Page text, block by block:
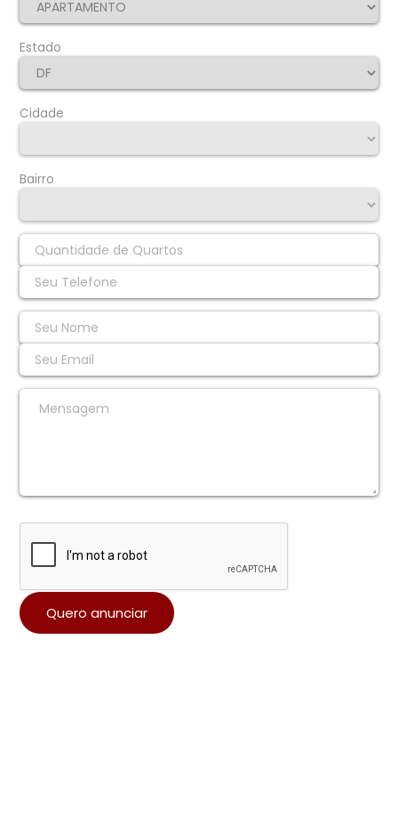
Estado
Cidade
Bairro